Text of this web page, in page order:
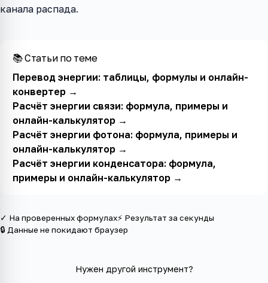
канала распада.
📚 Статьи по теме
Перевод энергии: таблицы, формулы и онлайн-
конвертер→
Расчёт энергии связи: формула, примеры и
онлайн-калькулятор→
Расчёт энергии фотона: формула, примеры и
онлайн-калькулятор→
Расчёт энергии конденсатора: формула,
примеры и онлайн-калькулятор→
✓ На проверенных формулах⚡ Результат за секунды
🔒 Данные не покидают браузер
Нужен другой инструмент?